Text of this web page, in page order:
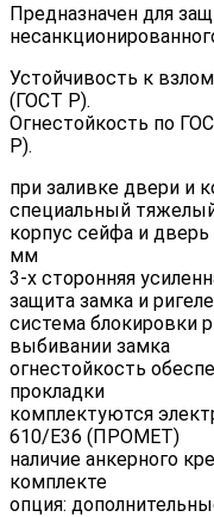
Предназначен для
Устойчивость к
(ГОСТ Р).
Огнестойкость по
Р).
при заливке двери и
специальный
корпус сейфа и
мм
3-х сторонняя
защита замка и
система блокировки
выбивании замка
огнестойкость
прокладки
комплектуются
610/E36 (ПРОМЕТ)
наличие анкерного
комплекте
опция: